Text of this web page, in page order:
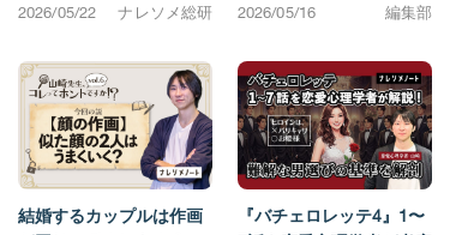
2026/05/22 ナレソメ総研 2026/05/16 編集部
結婚するカップルは作画
『バチェロレッテ4』1〜